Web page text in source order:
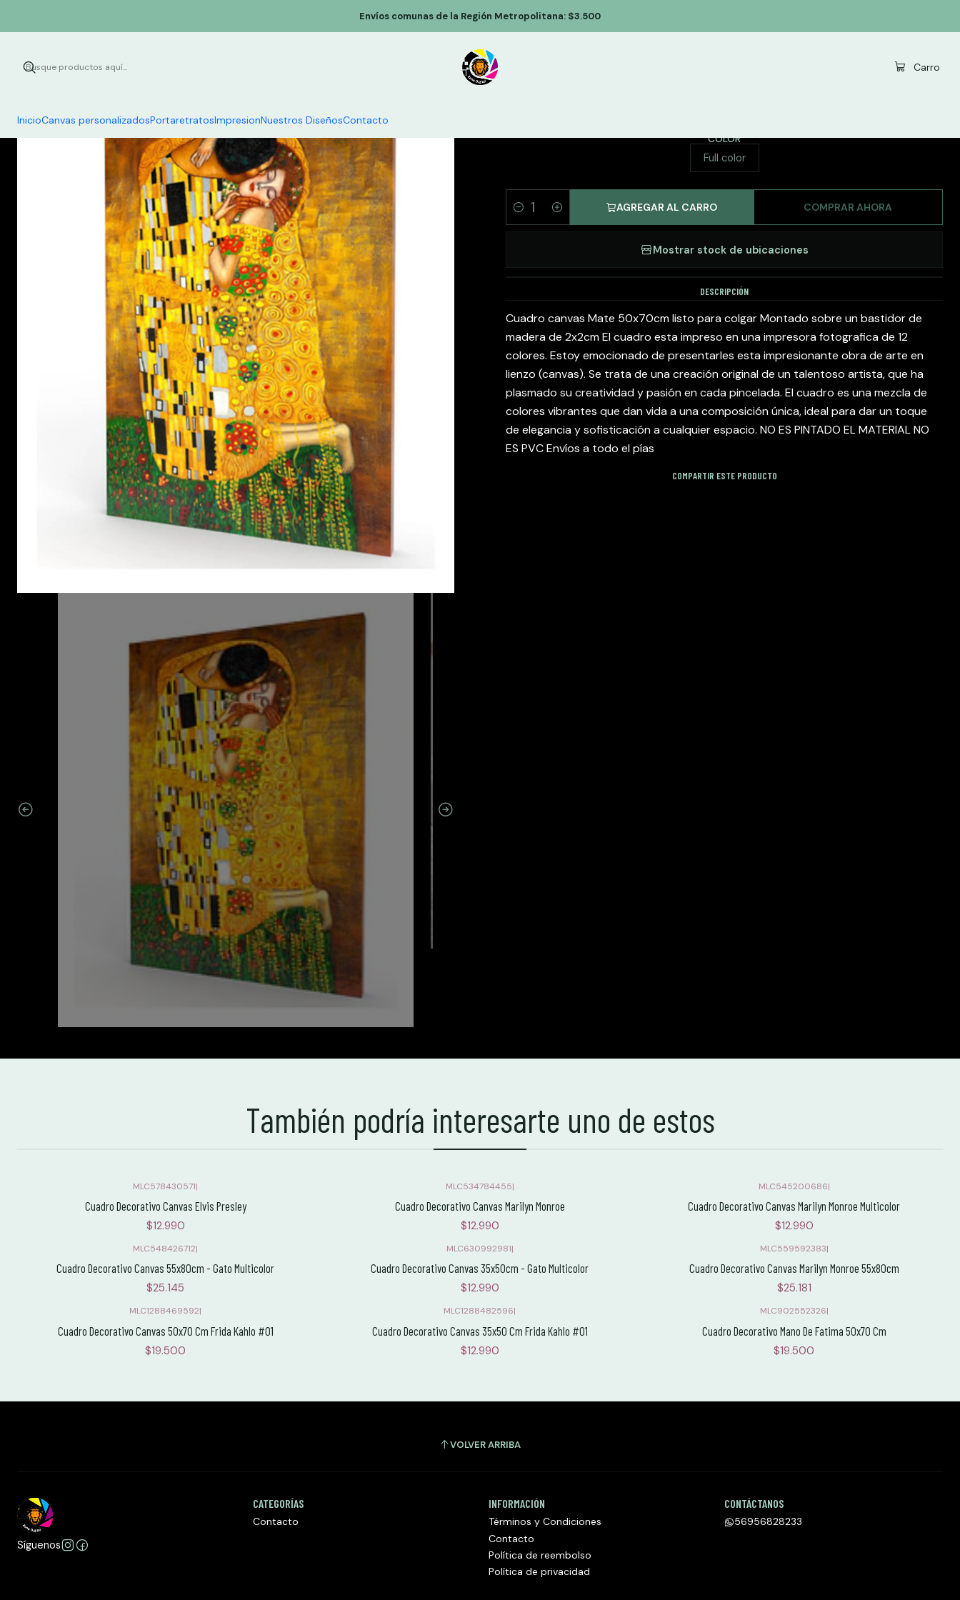
Carro
InicioCanvas personalizadosPortaretratosImpresionNuestros DiseñosContacto
Envíos comunas de la Región Metropolitana: $3.500
Inicio Cuadro Canvas El Beso 50x70cm
Cuadro Canvas El Beso 50x70cm
COLOR
Full color
Cantidad
AGREGAR AL CARRO COMPRAR AHORA
Mostrar stock de ubicaciones
DESCRIPCIÓN
Cuadro canvas Mate 50x70cm listo para colgar Montado sobre un bastidor de
madera de 2x2cm El cuadro esta impreso en una impresora fotografica de 12
colores. Estoy emocionado de presentarles esta impresionante obra de arte en
lienzo (canvas). Se trata de una creación original de un talentoso artista, que ha
plasmado su creatividad y pasión en cada pincelada. El cuadro es una mezcla de
colores vibrantes que dan vida a una composición única, ideal para dar un toque
de elegancia y sofisticación a cualquier espacio. NO ES PINTADO EL MATERIAL NO
ES PVC Envíos a todo el pías
COMPARTIR ESTE PRODUCTO
También podría interesarte uno de estos
MLC578430571|
Cuadro Decorativo Canvas Elvis Presley
$12.990
MLC534784455|
Cuadro Decorativo Canvas Marilyn Monroe
$12.990
MLC545200686|
Cuadro Decorativo Canvas Marilyn Monroe Multicolor
$12.990
MLC548426712|
Cuadro Decorativo Canvas 55x80cm - Gato Multicolor
$25.145
MLC630992981|
Cuadro Decorativo Canvas 35x50cm - Gato Multicolor
$12.990
MLC559592383|
Cuadro Decorativo Canvas Marilyn Monroe 55x80cm
$25.181
MLC1288469592|
Cuadro Decorativo Canvas 50x70 Cm Frida Kahlo #01
$19.500
MLC1288482596|
Cuadro Decorativo Canvas 35x50 Cm Frida Kahlo #01
$12.990
MLC902552326|
Cuadro Decorativo Mano De Fatima 50x70 Cm
$19.500
VOLVER ARRIBA
Síguenos
CATEGORÍAS
Contacto
INFORMACIÓN
Términos y Condiciones
Contacto
Política de reembolso
Política de privacidad
CONTÁCTANOS
56956828233